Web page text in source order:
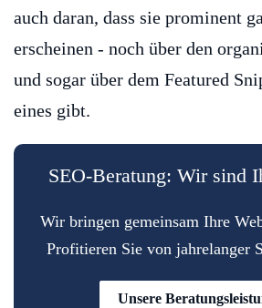
auch daran, dass sie prominent
erscheinen - noch über den
und sogar über dem Featured
eines gibt.
SEO-Beratung: Wir sind
Wir bringen gemeinsam Ihre
Profitieren Sie von jahrelanger
Unsere